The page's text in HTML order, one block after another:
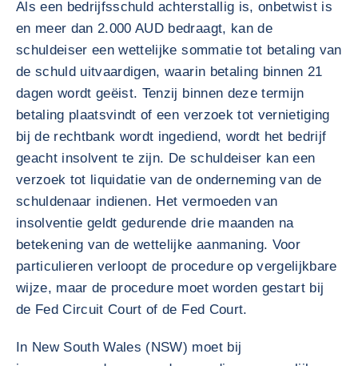
Als een bedrijfsschuld achterstallig is, onbetwist is
en meer dan 2.000 AUD bedraagt, kan de
schuldeiser een wettelijke sommatie tot betaling van
de schuld uitvaardigen, waarin betaling binnen 21
dagen wordt geëist. Tenzij binnen deze termijn
betaling plaatsvindt of een verzoek tot vernietiging
bij de rechtbank wordt ingediend, wordt het bedrijf
geacht insolvent te zijn. De schuldeiser kan een
verzoek tot liquidatie van de onderneming van de
schuldenaar indienen. Het vermoeden van
insolventie geldt gedurende drie maanden na
betekening van de wettelijke aanmaning. Voor
particulieren verloopt de procedure op vergelijkbare
wijze, maar de procedure moet worden gestart bij
de Fed Circuit Court of de Fed Court.
In New South Wales (NSW) moet bij